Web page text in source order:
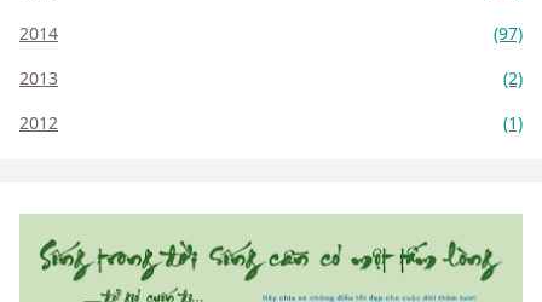
2014
(97)
2013
(2)
2012
(1)